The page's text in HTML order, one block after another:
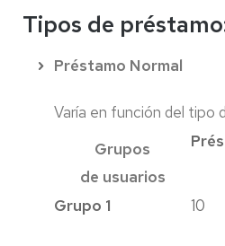
Tipos de
Préstamo Normal
Varía en función del tipo
Grupos
de usuarios
Grupo 1 10